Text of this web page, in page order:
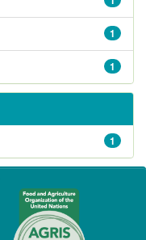
1
1
1